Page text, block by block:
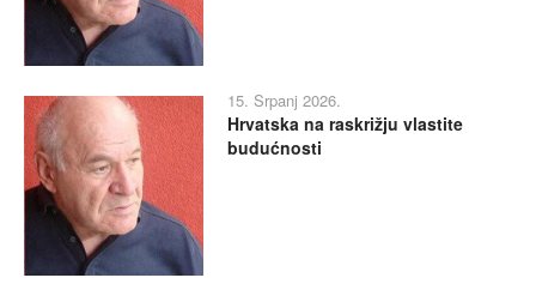
15. Srpanj 2026.
Hrvatska na raskrižju vlastite
budućnosti